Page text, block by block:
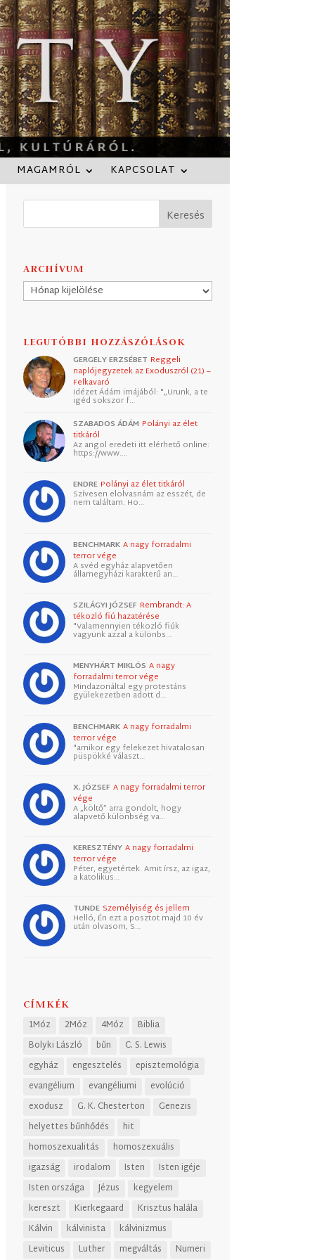
MAGAMRÓL KAPCSOLAT
ARCHÍVUM
Archívum
LEGUTÓBBI HOZZÁSZÓLÁSOK
GERGELY ERZSÉBET Reggeli
naplójegyzetek az Exoduszról (21) –
Felkavaró
Idézet Ádám imájából: "„Urunk, a te
igéd sokszor f…
SZABADOS ÁDÁM Polányi az élet
titkáról
Az angol eredeti itt elérhető online:
https://www.…
ENDRE Polányi az élet titkáról
Szívesen elolvasnám az esszét, de
nem találtam. Ho…
BENCHMARK A nagy forradalmi
terror vége
A svéd egyház alapvetően
államegyházi karakterű an…
SZILÁGYI JÓZSEF Rembrandt: A
tékozló fiú hazatérése
"Valamennyien tékozló fiúk
vagyunk azzal a különbs…
MENYHÁRT MIKLÓS A nagy
forradalmi terror vége
Mindazonáltal egy protestáns
gyülekezetben adott d…
BENCHMARK A nagy forradalmi
terror vége
"amikor egy felekezet hivatalosan
püspökké választ…
X. JÓZSEF A nagy forradalmi terror
vége
A „költő” arra gondolt, hogy
alapvető különbség va…
KERESZTÉNY A nagy forradalmi
terror vége
Péter, egyetértek. Amit írsz, az igaz,
a katolikus…
TUNDE Személyiség és jellem
Helló, Én ezt a posztot majd 10 év
után olvasom, S…
CÍMKÉK
1Móz 2Móz 4Móz
Biblia
Bolyki László
bűn
C. S. Lewis
egyház
engesztelés
episztemológia
evangélium
evangéliumi
evolúció
exodusz
G. K. Chesterton
Genezis
helyettes bűnhődés
hit
homoszexualitás
homoszexuális
igazság
irodalom Isten
Isten igéje
Isten országa
Jézus
kegyelem
kereszt
Kierkegaard
Krisztus halála
Kálvin
kálvinista
kálvinizmus
Leviticus
Luther megváltás Numeri